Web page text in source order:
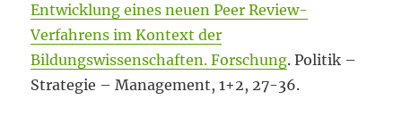
Entwicklung eines neuen Peer Review-
Verfahrens im Kontext der
Bildungswissenschaften. Forschung. Politik –
Strategie – Management, 1+2, 27-36.